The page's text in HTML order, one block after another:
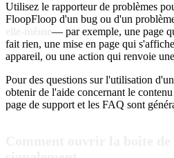
Utilisez le rapporteur de problèmes
FloopFloop d'un bug ou d'un
— par exemple, une page
fait rien, une mise en page qui
appareil, ou une action qui renvoie
Pour des questions sur l'utilisation
obtenir de l'aide concernant le
page de support et les FAQ sont